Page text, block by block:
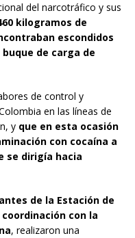
del narcotráfico y sus
kilogramos de
escondidos
de carga de
de control y
en las líneas de
y que en esta ocasión
con cocaína a
se dirigía hacia
de la Estación de
con la
, realizaron una